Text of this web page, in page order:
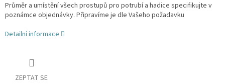
Průměr a umístění všech prostupů pro potrubí a hadice specifikujte v
poznámce objednávky. Připravíme je dle Vašeho požadavku
Detailní informace
ZEPTAT SE